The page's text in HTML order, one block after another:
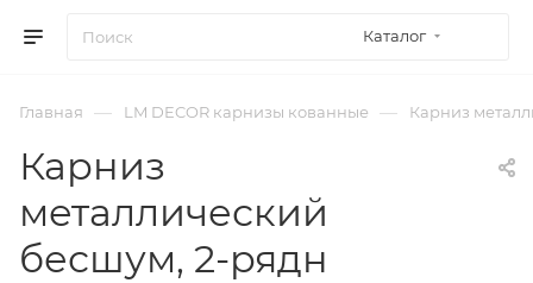
Каталог
Главная — LM DECOR карнизы кованные — Карниз
Карниз
металлический
бесшум, 2-рядн